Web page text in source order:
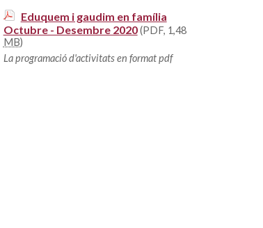
Eduquem i gaudim en família
Octubre - Desembre 2020(PDF, 1,48
MB)
La programació d'activitats en format pdf